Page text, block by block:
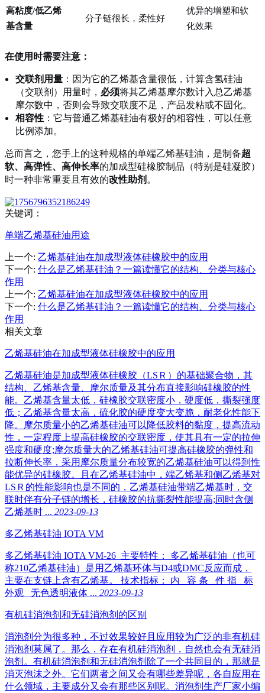
高粘度/低乙烯
基含量
分子链很长，柔性好
优异的增塑和软
化效果
在使用时需要注意：
交联剂用量 ：因为它的乙烯基含量很低，计算含氢硅油
（交联剂）用量时， 必须将其乙烯基摩尔数计入总乙烯基
摩尔数中，否则会导致交联度不足，产品发粘或不固化。
相容性 ：它与普通乙烯基硅油有极好的相容性，可以任意
比例添加。
总而言之，您手上的这种规格的单端乙烯基硅油，是制备超
软、高弹性、高伸长率的加成型硅橡胶制品（特别是硅凝胶）
时一种非常重要且有效的改性助剂 。
关键词：
单端乙烯基硅油用途
上一个: 乙烯基硅油在加成型液体硅橡胶中的应用
下一个: 什么是乙烯基硅油？一篇读懂它的结构、分类与核心
作用
上一个: 乙烯基硅油在加成型液体硅橡胶中的应用
下一个: 什么是乙烯基硅油？一篇读懂它的结构、分类与核心
作用
相关文章
乙烯基硅油在加成型液体硅橡胶中的应用
乙烯基硅油是加成型液体硅橡胶（LSＲ）的基础聚合物，其
结构、乙烯基含量、摩尔质量及其分布直接影响硅橡胶的性
能。乙烯基含量太低，硅橡胶交联密度小，硬度低，撕裂强度
低；乙烯基含量太高，硫化胶的硬度变大变脆，耐老化性能下
降。摩尔质量小的乙烯基硅油可以降低胶料的黏度，提高流动
性，一定程度上提高硅橡胶的交联密度，使其具有一定的拉伸
强度和硬度;摩尔质量大的乙烯基硅油可提高硅橡胶的弹性和
拉断伸长率，采用摩尔质量分布较宽的乙烯基硅油可以得到性
能优异的硅橡胶。且在乙烯基硅油中，端乙烯基和侧乙烯基对
LSＲ的性能影响也是不同的，乙烯基硅油带端乙烯基时，交
联时伴有分子链的增长，硅橡胶的抗撕裂性能提高;同时含侧
乙烯基时 ... 2023-09-13
多乙烯基硅油 IOTA VM
多乙烯基硅油 IOTA VM-26 主要特性： 多乙烯基硅油（也可
称210乙烯基硅油）是用乙烯基环体与D4或DMC反应而成，
主要在支链上含有乙烯基。 技术指标： 内 容 条 件 指 标
外观 无色透明液体 ... 2023-09-13
有机硅消泡剂和无硅消泡剂的区别
消泡剂分为很多种，不过效果较好且应用较为广泛的非有机硅
消泡剂莫属了。那么，存在有机硅消泡剂，自然也会有无硅消
泡剂。有机硅消泡剂和无硅消泡剂除了一个共同目的，那就是
消灭泡沫之外。它们两者之间又会有哪些差异呢，各自应用在
什么领域，主要成分又会有那些区别呢。消泡剂生产厂家小编